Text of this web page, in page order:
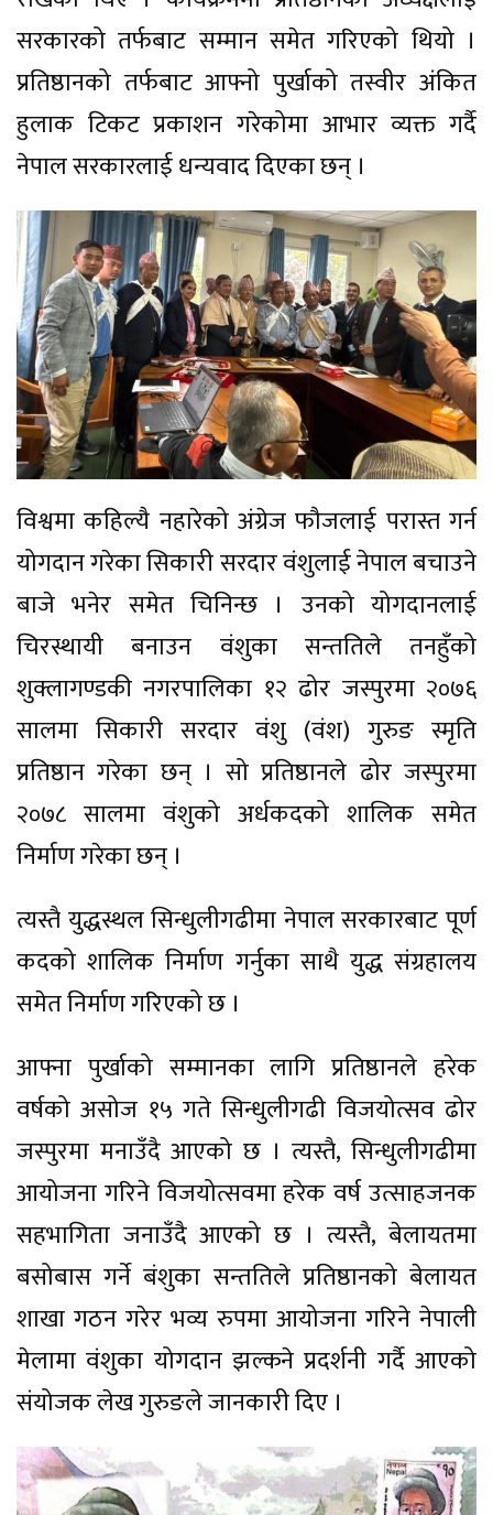
सरकारको तर्फबाट सम्मान समेत गरिएको थियो ।
प्रतिष्ठानको तर्फबाट आफ्नो पुर्खाको तस्वीर अंकित
हुलाक टिकट प्रकाशन गरेकोमा आभार व्यक्त गर्दै
नेपाल सरकारलाई धन्यवाद दिएका छन् ।
विश्वमा कहिल्यै नहारेको अंग्रेज फौजलाई परास्त गर्न
योगदान गरेका सिकारी सरदार वंशुलाई नेपाल बचाउने
बाजे भनेर समेत चिनिन्छ । उनको योगदानलाई
चिरस्थायी बनाउन वंशुका सन्ततिले तनहुँको
शुक्लागण्डकी नगरपालिका १२ ढोर जस्पुरमा २०७६
सालमा सिकारी सरदार वंशु (वंश) गुरुङ स्मृति
प्रतिष्ठान गरेका छन् । सो प्रतिष्ठानले ढोर जस्पुरमा
२०७८ सालमा वंशुको अर्धकदको शालिक समेत
निर्माण गरेका छन् ।
त्यस्तै युद्धस्थल सिन्धुलीगढीमा नेपाल सरकारबाट पूर्ण
कदको शालिक निर्माण गर्नुका साथै युद्ध संग्रहालय
समेत निर्माण गरिएको छ ।
आफ्ना पुर्खाको सम्मानका लागि प्रतिष्ठानले हरेक
वर्षको असोज १५ गते सिन्धुलीगढी विजयोत्सव ढोर
जस्पुरमा मनाउँदै आएको छ । त्यस्तै, सिन्धुलीगढीमा
आयोजना गरिने विजयोत्सवमा हरेक वर्ष उत्साहजनक
सहभागिता जनाउँदै आएको छ । त्यस्तै, बेलायतमा
बसोबास गर्ने बंशुका सन्ततिले प्रतिष्ठानको बेलायत
शाखा गठन गरेर भव्य रुपमा आयोजना गरिने नेपाली
मेलामा वंशुका योगदान झल्कने प्रदर्शनी गर्दै आएको
संयोजक लेख गुरुङले जानकारी दिए ।